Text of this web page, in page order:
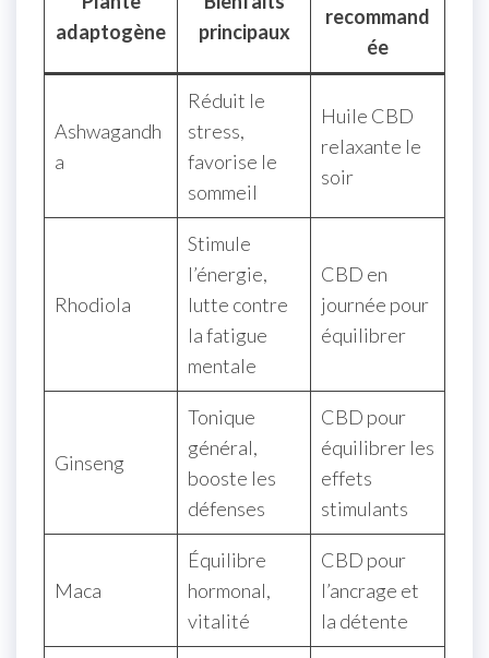
adaptogène
principaux
recommand
ée
Ashwagandh
a
Réduit le
stress,
favorise le
sommeil
Huile CBD
relaxante le
soir
Rhodiola
Stimule
l’énergie,
lutte contre
la fatigue
mentale
CBD en
journée pour
équilibrer
Ginseng
Tonique
général,
booste les
défenses
CBD pour
équilibrer les
effets
stimulants
Maca
Équilibre
hormonal,
vitalité
CBD pour
l’ancrage et
la détente